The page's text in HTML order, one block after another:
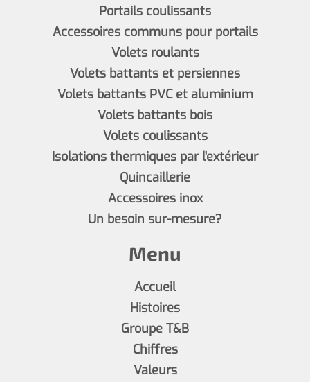
Portails coulissants
Accessoires communs pour portails
Volets roulants
Volets battants et persiennes
Volets battants PVC et aluminium
Volets battants bois
Volets coulissants
Isolations thermiques par l'extérieur
Quincaillerie
Accessoires inox
Un besoin sur-mesure?
Menu
Accueil
Histoires
Groupe T&B
Chiffres
Valeurs